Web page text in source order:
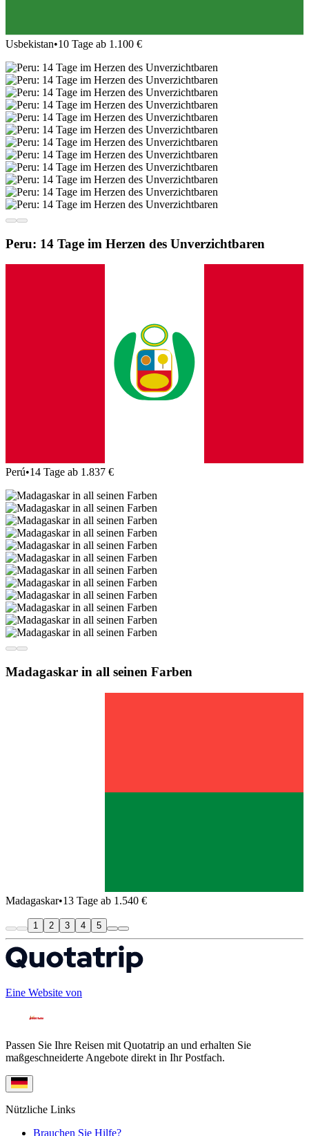
Usbekistan•10 Tage ab 1.100 €
Peru: 14 Tage im Herzen des Unverzichtbaren
Perú•14 Tage ab 1.837 €
Madagaskar in all seinen Farben
Madagaskar•13 Tage ab 1.540 €
1 2 3 4 5
Eine Website von
Passen Sie Ihre Reisen mit Quotatrip an und erhalten Sie
maßgeschneiderte Angebote direkt in Ihr Postfach.
Nützliche Links
Brauchen Sie Hilfe?